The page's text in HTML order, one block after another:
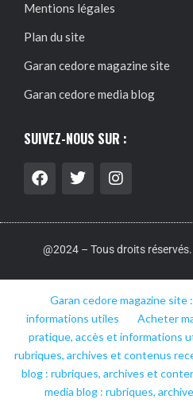
Mentions légales
Plan du site
Garan cedore magazine site
Garan cedore media blog
SUIVEZ-NOUS SUR :
@2024 – Tous droits réservés.
Garan cedore magazine
informations utiles
Acheter
pratique, accès et informations
rubriques, archives et contenus
blog : rubriques, archives et
media blog : rubriques,